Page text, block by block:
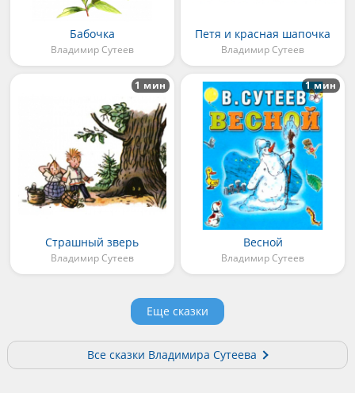
Бабочка
Владимир Сутеев
Петя и красная шапочка
Владимир Сутеев
Страшный зверь
Владимир Сутеев
1 мин
Весной
Владимир Сутеев
1 мин
Еще сказки
Все сказки Владимира Сутеева